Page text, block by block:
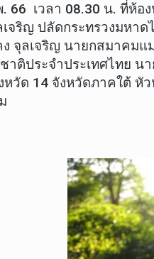
66 เวลา 08.30 น. ที่ห้
จริญ ปลัดกระทรวงมหา
จุลเจริญ นายกสมาคมแ
าติประจำประเทศไทย
หวัด 14 จังหวัดภาคใต้ หั